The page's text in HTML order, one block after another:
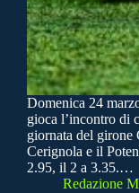
Domenica 24
gioca l’incontro di
giornata del girone
Cerignola e il
2.95, il 2 a 3.35.…
Redazione